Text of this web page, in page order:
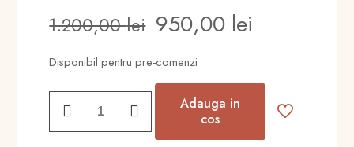
1.200,00lei Prețul
a
fost:
1.200,00 lei.
950,00 lei
950,00
Disponibil pentru pre-comenzi
„Red
Velvet
Adauga in
cos